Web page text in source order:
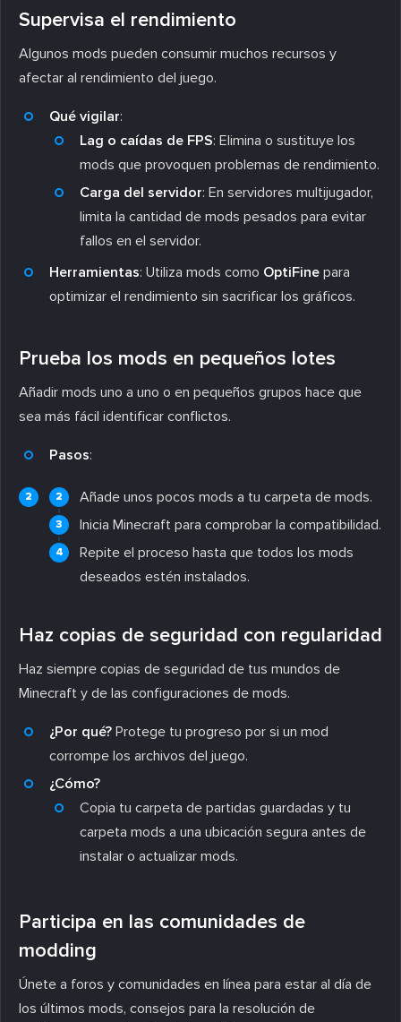
Supervisa el rendimiento
Algunos mods pueden consumir muchos recursos y
afectar al rendimiento del juego.
Qué vigilar:
Lag o caídas de FPS: Elimina o sustituye los
mods que provoquen problemas de rendimiento.
Carga del servidor: En servidores multijugador,
limita la cantidad de mods pesados para evitar
fallos en el servidor.
Herramientas: Utiliza mods como OptiFine para
optimizar el rendimiento sin sacrificar los gráficos.
Prueba los mods en pequeños lotes
Añadir mods uno a uno o en pequeños grupos hace que
sea más fácil identificar conflictos.
Pasos:
Añade unos pocos mods a tu carpeta de mods.
Inicia Minecraft para comprobar la compatibilidad.
Repite el proceso hasta que todos los mods
deseados estén instalados.
Haz copias de seguridad con regularidad
Haz siempre copias de seguridad de tus mundos de
Minecraft y de las configuraciones de mods.
¿Por qué? Protege tu progreso por si un mod
corrompe los archivos del juego.
¿Cómo?
Copia tu carpeta de partidas guardadas y tu
carpeta mods a una ubicación segura antes de
instalar o actualizar mods.
Participa en las comunidades de
modding
Únete a foros y comunidades en línea para estar al día de
los últimos mods, consejos para la resolución de